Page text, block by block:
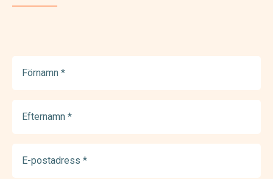
(Required)
(Required)
postadress